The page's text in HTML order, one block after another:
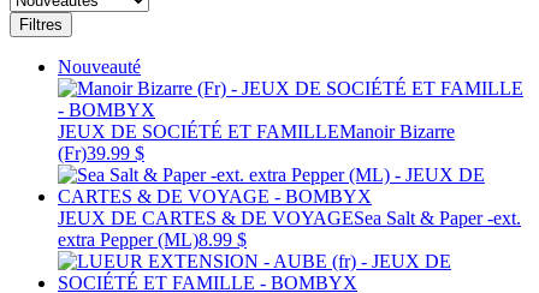
Filtres
Nouveauté
JEUX DE SOCIÉTÉ ET FAMILLEManoir Bizarre
(Fr)39.99 $
JEUX DE CARTES & DE VOYAGESea Salt & Paper -ext.
extra Pepper (ML)8.99 $